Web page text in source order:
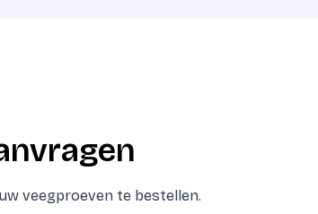
veegproeven te bestellen.